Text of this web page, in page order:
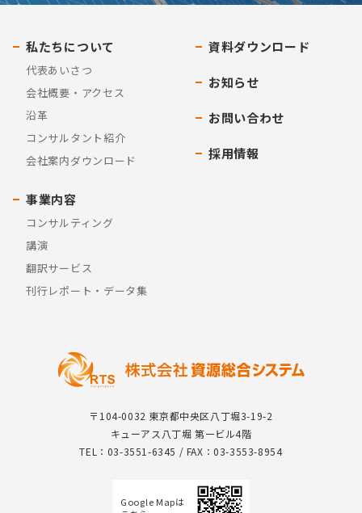
〒104-0032 東京都中央区八丁堀3-19-2
キューアス八丁堀 第一ビル4階
TEL：03-3551-6345 / FAX：03-3553-8954
Google Mapは
私たちについて
代表あいさつ
会社概要・アクセス
沿革
コンサルタント紹介
会社案内ダウンロード
事業内容
コンサルティング
講演
翻訳サービス
刊行レポート・データ集
資料ダウンロード
お知らせ
お問い合わせ
採用情報